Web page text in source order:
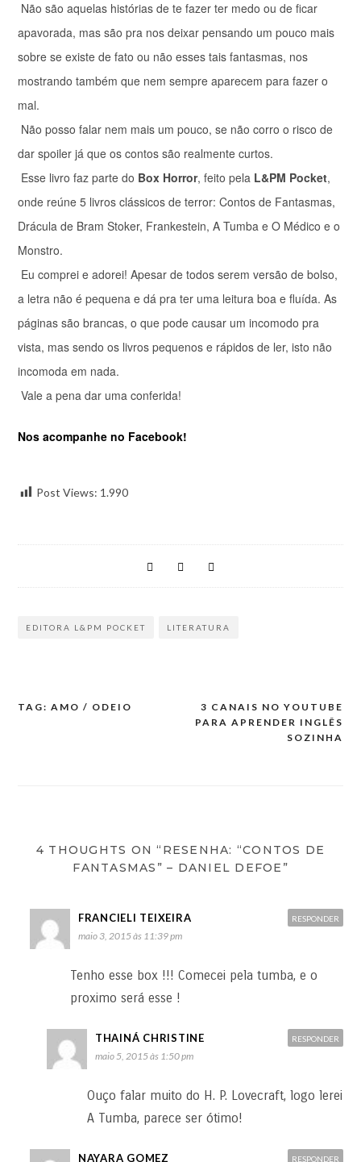
Não são aquelas histórias de te fazer ter medo ou de ficar
apavorada, mas são pra nos deixar pensando um pouco mais
sobre se existe de fato ou não esses tais fantasmas, nos
mostrando também que nem sempre aparecem para fazer o
mal.
Não posso falar nem mais um pouco, se não corro o risco de
dar spoiler já que os contos são realmente curtos.
Esse livro faz parte do Box Horror, feito pela L&PM Pocket,
onde reúne 5 livros clássicos de terror: Contos de Fantasmas,
Drácula de Bram Stoker, Frankestein, A Tumba e O Médico e o
Monstro.
Eu comprei e adorei! Apesar de todos serem versão de bolso,
a letra não é pequena e dá pra ter uma leitura boa e fluída. As
páginas são brancas, o que pode causar um incomodo pra
vista, mas sendo os livros pequenos e rápidos de ler, isto não
incomoda em nada.
Vale a pena dar uma conferida!
Nos acompanhe no Facebook!
Post Views: 1.990
EDITORA L&PM POCKET LITERATURA
TAG: AMO / ODEIO
3 CANAIS NO YOUTUBE
PARA APRENDER INGLÊS
SOZINHA
4 THOUGHTS ON “RESENHA: “CONTOS DE
FANTASMAS” – DANIEL DEFOE”
FRANCIELI TEIXEIRA
maio 3, 2015 às 11:39 pm
Tenho esse box !!! Comecei pela tumba, e o
proximo será esse !
RESPONDER
THAINÁ CHRISTINE
maio 5, 2015 às 1:50 pm
Ouço falar muito do H. P. Lovecraft, logo lerei
A Tumba, parece ser ótimo!
RESPONDER
NAYARA GOMEZ RESPONDER